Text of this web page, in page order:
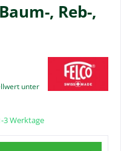
, Reb-,
unter
3 Werktage